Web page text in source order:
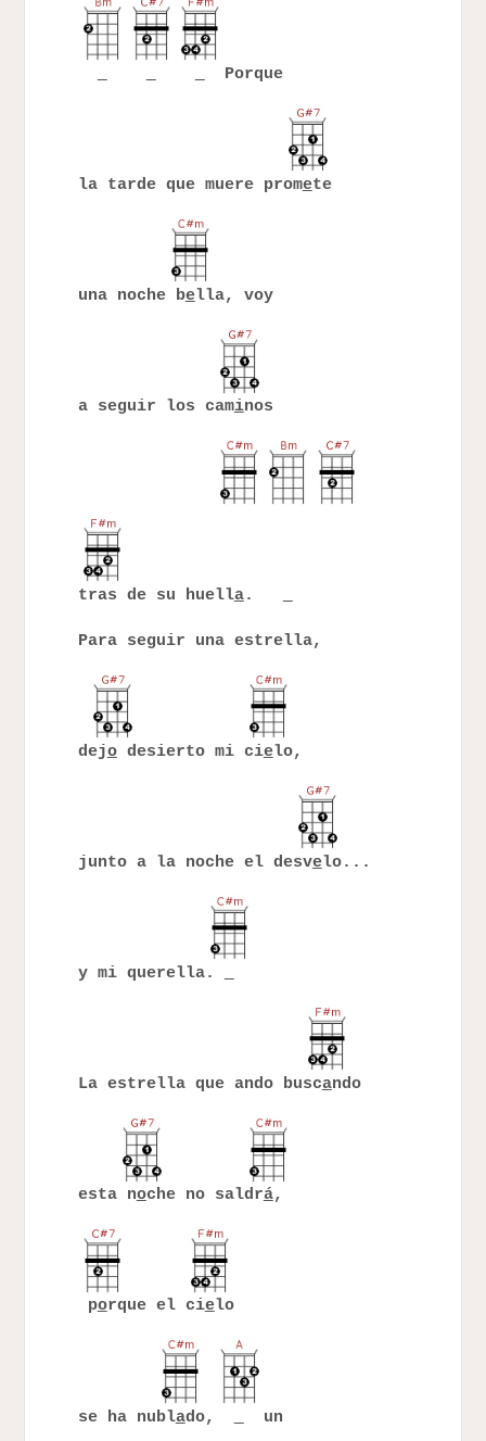
Porque
la tarde que muere promete
una noche bella, voy
a seguir los caminos
tras de su huella.
Para seguir una estrella,
dejodesierto mi cielo,
junto a la noche el desvelo...
y mi querella.
La estrella que ando buscando
esta noche no saldrá,
porque el cielo
se ha nublado, un